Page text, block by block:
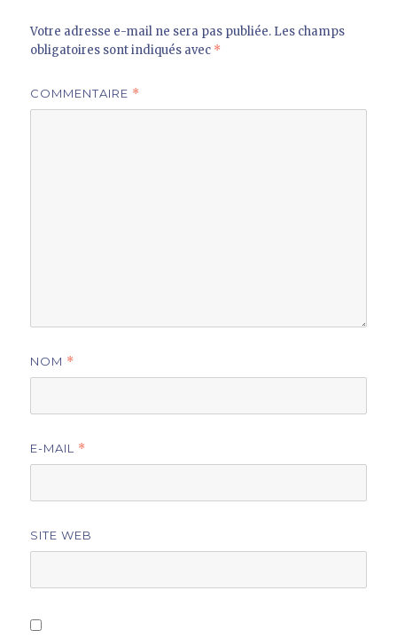
Votre adresse e-mail ne sera pas publiée. Les champs
obligatoires sont indiqués avec *
COMMENTAIRE *
NOM *
E-MAIL *
SITE WEB